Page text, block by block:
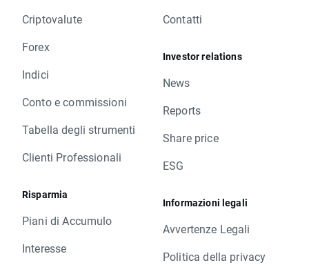
Criptovalute
Forex
Indici
Conto e commissioni
Tabella degli strumenti
Clienti Professionali
Risparmia
Piani di Accumulo
Interesse
Contatti
Investor relations
News
Reports
Share price
ESG
Informazioni legali
Avvertenze Legali
Politica della privacy